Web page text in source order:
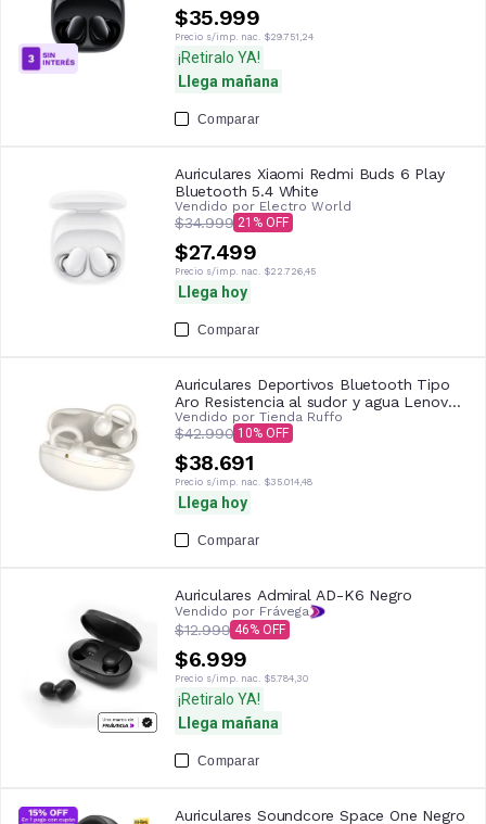
$35.999
Precio s/imp. nac. $29.751,24
¡Retiralo YA!
Llega mañana
Comparar
Auriculares Xiaomi Redmi Buds 6 Play
Bluetooth 5.4 White
Vendido por Electro World
$34.999 21
$27.499
Precio s/imp. nac. $22.726,45
Llega hoy
Comparar
Auriculares Deportivos Bluetooth Tipo
Aro Resistencia al sudor y agua Lenovo
Ea330
Vendido por Tienda Ruffo
$42.990 10
$38.691
Precio s/imp. nac. $35.014,48
Llega hoy
Comparar
Auriculares Admiral AD-K6 Negro
Vendido por Frávega
$12.999 46
$6.999
Precio s/imp. nac. $5.784,30
¡Retiralo YA!
Llega mañana
Comparar
Auriculares Soundcore Space One Negro